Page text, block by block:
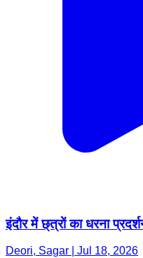
इंदौर में छ्त्राें का धरना
Deori, Sagar | Jul 18, 2026